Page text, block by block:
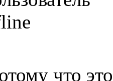
что